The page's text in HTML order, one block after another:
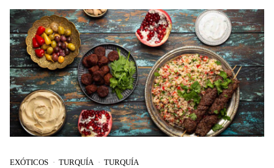
EXÓTICOS TURQUÍA TURQUÍA